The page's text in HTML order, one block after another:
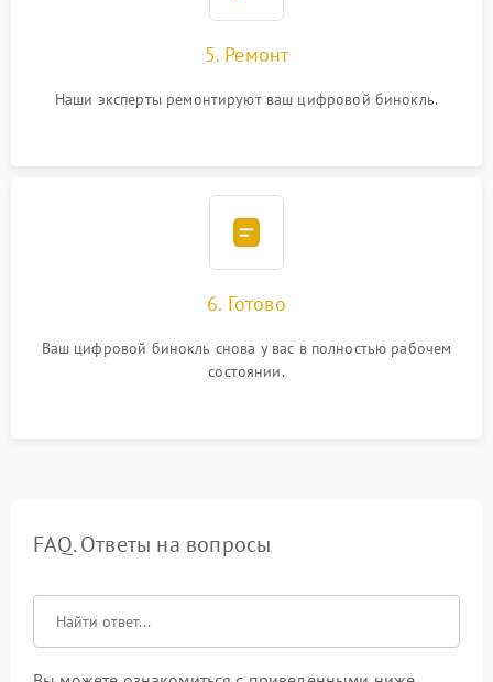
5. Ремонт
Наши эксперты ремонтируют ваш цифровой бинокль.
6. Готово
Ваш цифровой бинокль снова у вас в полностью рабочем
состоянии.
FAQ. Ответы на вопросы